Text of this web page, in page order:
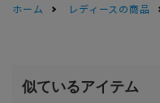
ホーム
レディースの商品